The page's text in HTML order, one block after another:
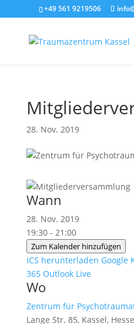
+49 561 9219506
28. Nov. 2019
Wann
28. Nov. 2019
19:30 - 21:00
Zum Kalender hinzufügen
ICS herunterladen Google
365 Outlook Live
Wo
Zentrum für
Lange Str. 85, Kassel,